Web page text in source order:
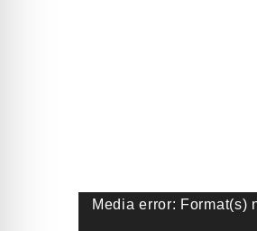
Video-
Media error: Format(s)